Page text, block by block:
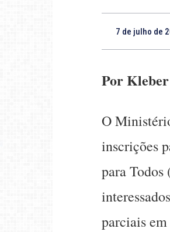
7 de julho de
Por
O
inscrições
para Todos
parciais